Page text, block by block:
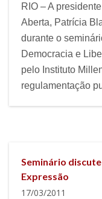
RIO – A
Aberta, Patrícia
durante o
Democracia e
pelo Instituto
regulamentação
Seminário
Expressão
17/03/2011